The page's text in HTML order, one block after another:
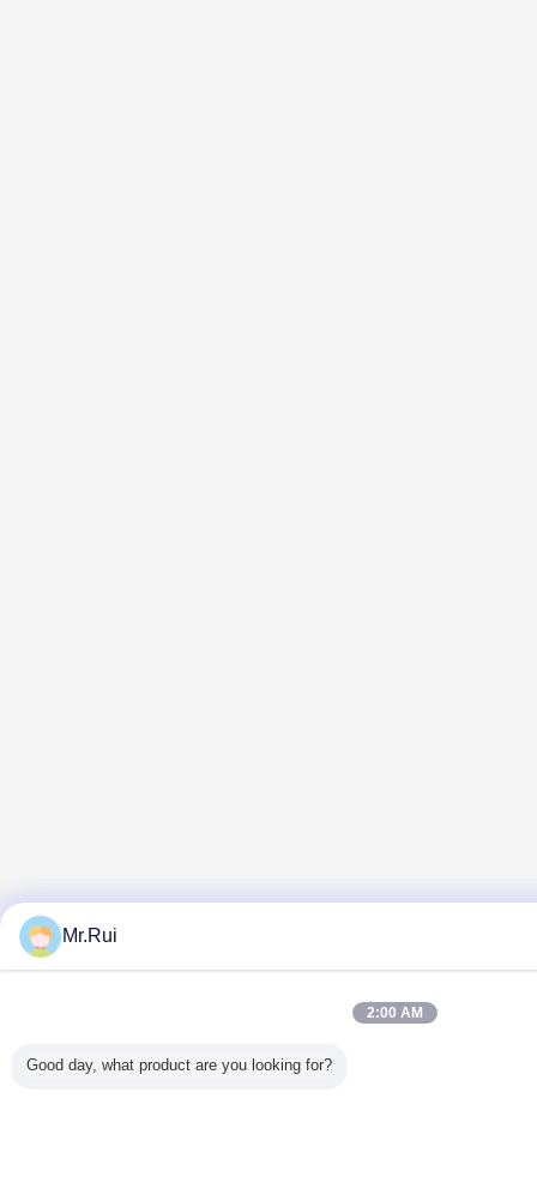
Mr.Rui
2:00 AM
Good day, what product are you looking for?